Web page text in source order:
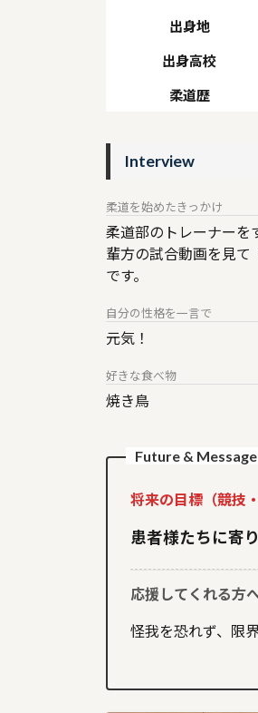
出身地
出身高校
柔道歴
Interview
柔道を始めたきっかけ
柔道部のトレーナーを
輩方の試合動画を見て
です。
自分の性格を一言で
元気！
好きな食べ物
焼き鳥
Future & Message
将来の目標（競技
患者様たちに寄
応援してくれる方
怪我を恐れず、限